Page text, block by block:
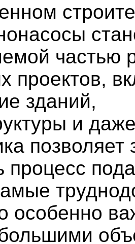
частью
проектов,
зданий,
и
позволяет
процесс
особенно